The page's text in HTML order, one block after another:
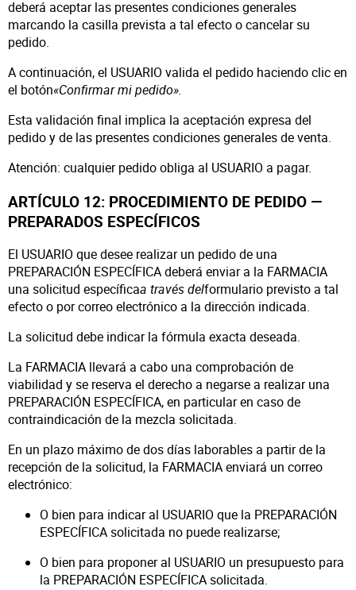
deberá aceptar las presentes condiciones generales
marcando la casilla prevista a tal efecto o cancelar su
pedido.
A continuación, el USUARIO valida el pedido haciendo clic en
el botón«Confirmar mi pedido».
Esta validación final implica la aceptación expresa del
pedido y de las presentes condiciones generales de venta.
Atención: cualquier pedido obliga al USUARIO a pagar.
ARTÍCULO 12: PROCEDIMIENTO DE PEDIDO —
PREPARADOS ESPECÍFICOS
El USUARIO que desee realizar un pedido de una
PREPARACIÓN ESPECÍFICA deberá enviar a la FARMACIA
una solicitud específicaa través delformulario previsto a tal
efecto o por correo electrónico a la dirección indicada.
La solicitud debe indicar la fórmula exacta deseada.
La FARMACIA llevará a cabo una comprobación de
viabilidad y se reserva el derecho a negarse a realizar una
PREPARACIÓN ESPECÍFICA, en particular en caso de
contraindicación de la mezcla solicitada.
En un plazo máximo de dos días laborables a partir de la
recepción de la solicitud, la FARMACIA enviará un correo
electrónico:
O bien para indicar al USUARIO que la PREPARACIÓN
ESPECÍFICA solicitada no puede realizarse;
O bien para proponer al USUARIO un presupuesto para
la PREPARACIÓN ESPECÍFICA solicitada.